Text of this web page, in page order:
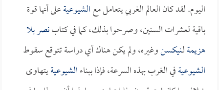
اليوم. لقد كان العالم الغربي يتعامل معالشيوعيةعلى أنها قوة
باقية لعشرات السنين، وصرحوا بذلك، كما في كتابنصر بلا
هزيمةلـنيكسنوغيره، ولم يكن هناك أي دراسة تتوقع سقوط
الشيوعيةفي الغرب بهذه السرعة، فإذا ببناءالشيوعيةيتهاوى